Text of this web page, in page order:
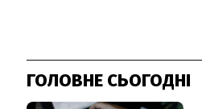
ГОЛОВНЕ СЬОГОДНІ